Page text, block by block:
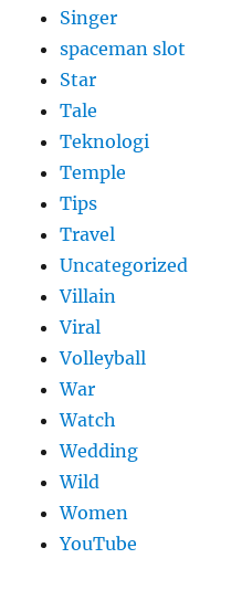
Singer
spaceman slot
Star
Tale
Teknologi
Temple
Tips
Travel
Uncategorized
Villain
Viral
Volleyball
War
Watch
Wedding
Wild
Women
YouTube